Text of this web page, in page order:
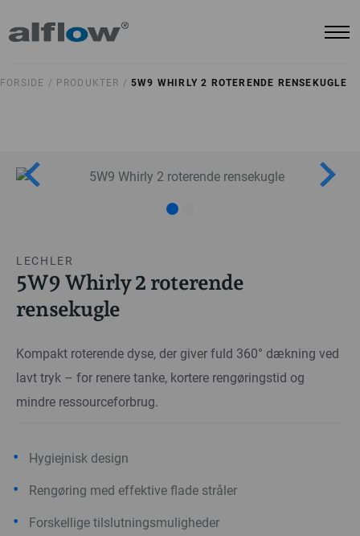
FORSIDE / PRODUKTER / 5W9 WHIRLY 2 ROTERENDE RENSEKUGLE
LECHLER
5W9 Whirly 2 roterende
rensekugle
Kompakt roterende dyse, der giver fuld 360° dækning ved
lavt tryk – for renere tanke, kortere rengøringstid og
mindre ressourceforbrug.
Hygiejnisk design
Rengøring med effektive flade stråler
Forskellige tilslutningsmuligheder